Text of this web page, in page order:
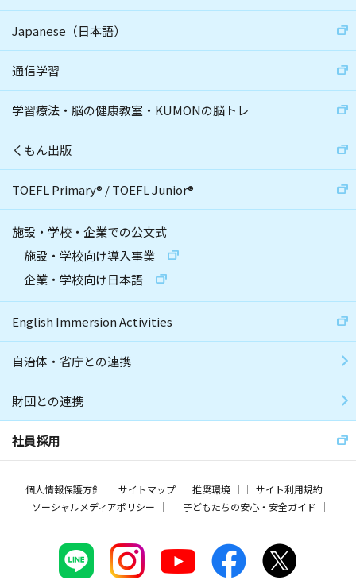
Japanese（日本語）
通信学習
学習療法・脳の健康教室・KUMONの脳トレ
くもん出版
TOEFL Primary® /TOEFL Junior®
施設・学校・企業での公文式
施設・学校向け導入事業
企業・学校向け日本語
English Immersion Activities
自治体・省庁との連携
財団との連携
社員採用
個人情報保護方針 サイトマップ 推奨環境
サイト利用規約
ソーシャルメディアポリシー
子どもたちの安心・安全ガイド